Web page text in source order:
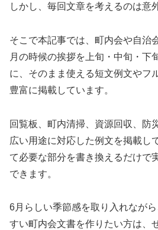
しかし、毎回文章を考えるのは意
そこで本記事では、町内会や自治
月の時候の挨拶を上旬・中旬・下
に、そのまま使える短文例文やフ
豊富に掲載しています。
回覧板、町内清掃、資源回収、防
広い用途に対応した例文を掲載し
て必要な部分を書き換えるだけで
できます。
6月らしい季節感を取り入れなが
すい町内会文書を作りたい方は、